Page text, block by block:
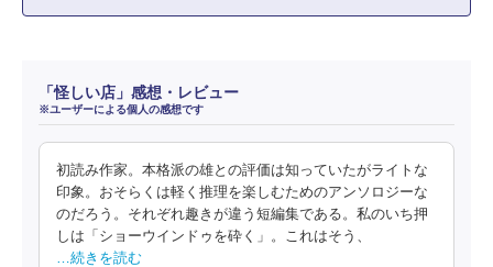
「怪しい店」感想・レビュー
※ユーザーによる個人の感想です
初読み作家。本格派の雄との評価は知っていたがライトな
印象。おそらくは軽く推理を楽しむためのアンソロジーな
のだろう。それぞれ趣きが違う短編集である。私のいち押
しは「ショーウインドゥを砕く」。これはそう、
…続きを読む